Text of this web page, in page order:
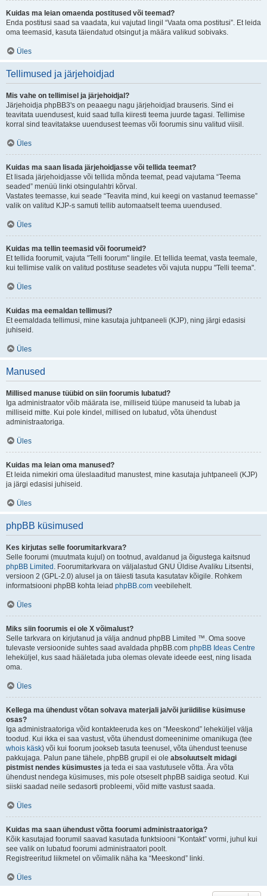
Kuidas ma leian omaenda postitused või teemad?
Enda postitusi saad sa vaadata, kui vajutad lingil “Vaata oma postitusi”. Et leida
oma teemasid, kasuta täiendatud otsingut ja määra valikud sobivaks.
Üles
Tellimused ja järjehoidjad
Mis vahe on tellimisel ja järjehoidjal?
Järjehoidja phpBB3's on peaaegu nagu järjehoidjad brauseris. Sind ei
teavitata uuendusest, kuid saad tulla kiiresti teema juurde tagasi. Tellimise
korral sind teavitatakse uuendusest teemas või foorumis sinu valitud viisil.
Üles
Kuidas ma saan lisada järjehoidjasse või tellida teemat?
Et lisada järjehoidjasse või tellida mõnda teemat, pead vajutama “Teema
seaded” menüü linki otsingulahtri kõrval.
Vastates teemasse, kui seade “Teavita mind, kui keegi on vastanud teemasse”
valik on valitud KJP-s samuti tellib automaatselt teema uuendused.
Üles
Kuidas ma tellin teemasid või foorumeid?
Et tellida foorumit, vajuta "Telli foorum" lingile. Et tellida teemat, vasta teemale,
kui tellimise valik on valitud postituse seadetes või vajuta nuppu "Telli teema".
Üles
Kuidas ma eemaldan tellimusi?
Et eemaldada tellimusi, mine kasutaja juhtpaneeli (KJP), ning järgi edasisi
juhiseid.
Üles
Manused
Millised manuse tüübid on siin foorumis lubatud?
Iga administraator võib määrata ise, milliseid tüüpe manuseid ta lubab ja
milliseid mitte. Kui pole kindel, millised on lubatud, võta ühendust
administraatoriga.
Üles
Kuidas ma leian oma manused?
Et leida nimekiri oma üleslaaditud manustest, mine kasutaja juhtpaneeli (KJP)
ja järgi edasisi juhiseid.
Üles
phpBB küsimused
Kes kirjutas selle foorumitarkvara?
Selle foorumi (muutmata kujul) on tootnud, avaldanud ja õigustega kaitsnud
phpBB Limited . Foorumitarkvara on väljalastud GNU Üldise Avaliku Litsentsi,
versioon 2 (GPL-2.0) alusel ja on täiesti tasuta kasutatav kõigile. Rohkem
informatsiooni phpBB kohta leiad phpBB.com veebilehelt.
Üles
Miks siin foorumis ei ole X võimalust?
Selle tarkvara on kirjutanud ja välja andnud phpBB Limited ™. Oma soove
tulevaste versioonide suhtes saad avaldada phpBB.com phpBB Ideas Centre
leheküljel, kus saad hääletada juba olemas olevate ideede eest, ning lisada
oma.
Üles
Kellega ma ühendust võtan solvava materjali ja/või juriidilise küsimuse
osas?
Iga administraatoriga võid kontakteeruda kes on “Meeskond” leheküljel välja
toodud. Kui ikka ei saa vastust, võta ühendust domeeninime omanikuga (tee
whois käsk) või kui foorum jookseb tasuta teenusel, võta ühendust teenuse
pakkujaga. Palun pane tähele, phpBB grupil ei ole absoluutselt midagi
pistmist nendes küsimustes ja teda ei saa vastutusele võtta. Ära võta
ühendust nendega küsimuses, mis pole otseselt phpBB saidiga seotud. Kui
siiski saadad neile sedasorti probleemi, võid mitte vastust saada.
Üles
Kuidas ma saan ühendust võtta foorumi administraatoriga?
Kõik kasutajad foorumil saavad kasutada funktsiooni “Kontakt” vormi, juhul kui
see valik on lubatud foorumi administraatori poolt.
Registreeritud liikmetel on võimalik näha ka “Meeskond” linki.
Üles